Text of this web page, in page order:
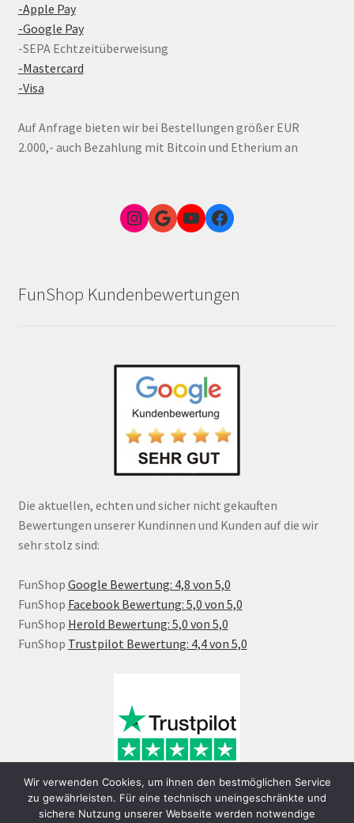
-Apple Pay
-Google Pay
-SEPA Echtzeitüberweisung
-Mastercard
-Visa
Auf Anfrage bieten wir bei Bestellungen größer EUR
2.000,- auch Bezahlung mit Bitcoin und Etherium an
Instagram
Google Link zum FunShop WienYouTubeFacebook
FunShop Kundenbewertungen
Die aktuellen, echten und sicher nicht gekauften
Bewertungen unserer Kundinnen und Kunden auf die wir
sehr stolz sind:
FunShop Google Bewertung: 4,8 von 5,0
FunShop Facebook Bewertung: 5,0 von 5,0
FunShop Herold Bewertung: 5,0 von 5,0
FunShop Trustpilot Bewertung: 4,4 von 5,0
Wir verwenden Cookies, um ihnen den bestmöglichen Service
zu gewährleisten. Für eine technisch uneingeschränkte und
sichere Nutzung unserer Webseite werden notwendige